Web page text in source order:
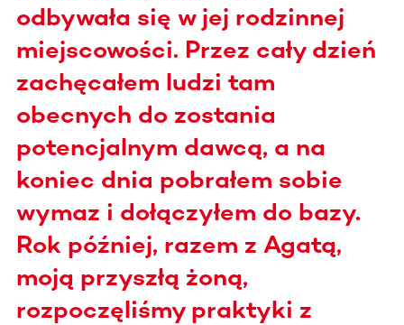
odbywała się w jej rodzinnej
miejscowości. Przez cały dzień
zachęcałem ludzi tam
obecnych do zostania
potencjalnym dawcą, a na
koniec dnia pobrałem sobie
wymaz i dołączyłem do bazy.
Rok później, razem z Agatą,
moją przyszłą żoną,
rozpoczęliśmy praktyki z